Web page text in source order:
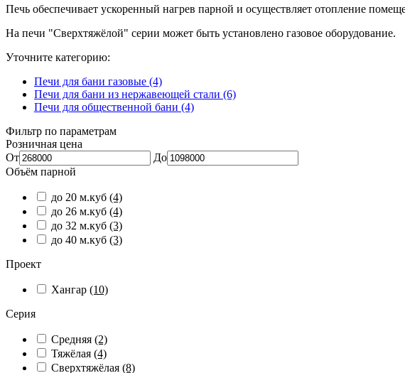
Печь обеспечивает ускоренный нагрев парной и осуществляет отопление
На печи "Cверхтяжёлой" серии может быть установлено газовое оборудование.
Уточните категорию:
Печи для бани газовые (4)
Печи для бани из нержавеющей стали (6)
Печи для общественной бани (4)
Фильтр по параметрам
Розничная цена
От
До
Объём парной
до 20 м.куб (4)
до 26 м.куб (4)
до 32 м.куб (3)
до 40 м.куб (3)
Проект
Хангар (10)
Серия
Средняя (2)
Тяжёлая (4)
Сверхтяжёлая (8)